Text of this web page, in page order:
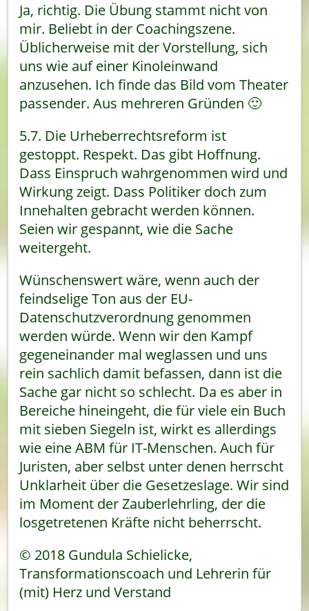
Ja, richtig. Die Übung stammt nicht von
mir. Beliebt in der Coachingszene.
Üblicherweise mit der Vorstellung, sich
uns wie auf einer Kinoleinwand
anzusehen. Ich finde das Bild vom Theater
passender. Aus mehreren Gründen 🙂
5.7. Die Urheberrechtsreform ist
gestoppt. Respekt. Das gibt Hoffnung.
Dass Einspruch wahrgenommen wird und
Wirkung zeigt. Dass Politiker doch zum
Innehalten gebracht werden können.
Seien wir gespannt, wie die Sache
weitergeht.
Wünschenswert wäre, wenn auch der
feindselige Ton aus der EU-
Datenschutzverordnung genommen
werden würde. Wenn wir den Kampf
gegeneinander mal weglassen und uns
rein sachlich damit befassen, dann ist die
Sache gar nicht so schlecht. Da es aber in
Bereiche hineingeht, die für viele ein Buch
mit sieben Siegeln ist, wirkt es allerdings
wie eine ABM für IT-Menschen. Auch für
Juristen, aber selbst unter denen herrscht
Unklarheit über die Gesetzeslage. Wir sind
im Moment der Zauberlehrling, der die
losgetretenen Kräfte nicht beherrscht.
© 2018 Gundula Schielicke,
Transformationscoach und Lehrerin für
(mit) Herz und Verstand